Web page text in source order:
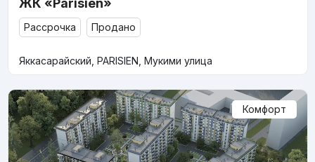
ЖК «Parisien»
Рассрочка Продано
Яккасарайский, PARISIEN, Мукими улица
Комфорт